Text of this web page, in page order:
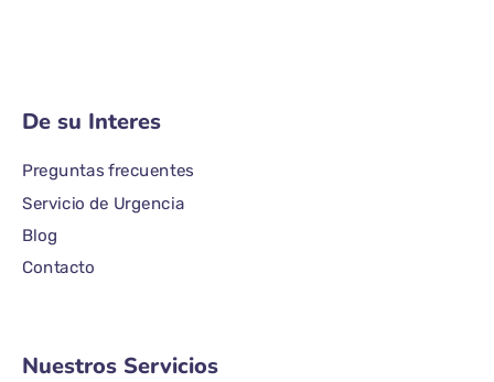
De su Interes
Preguntas frecuentes
Servicio de Urgencia
Blog
Contacto
Nuestros Servicios